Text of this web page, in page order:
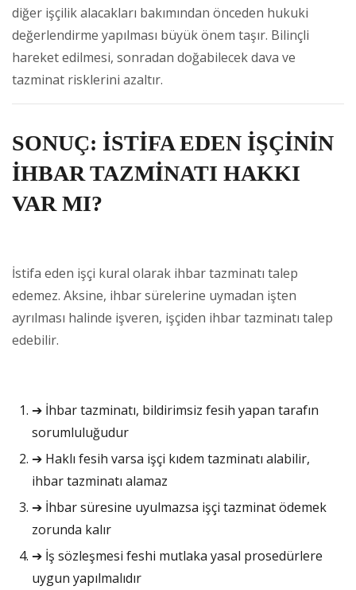
diğer işçilik alacakları bakımından önceden hukuki
değerlendirme yapılması büyük önem taşır. Bilinçli
hareket edilmesi, sonradan doğabilecek dava ve
tazminat risklerini azaltır.
SONUÇ: İSTİFA EDEN İŞÇİNİN
İHBAR TAZMİNATI HAKKI
VAR MI?
İstifa eden işçi kural olarak ihbar tazminatı talep
edemez. Aksine, ihbar sürelerine uymadan işten
ayrılması halinde işveren, işçiden ihbar tazminatı talep
edebilir.
➔ İhbar tazminatı, bildirimsiz fesih yapan tarafın
sorumluluğudur
➔ Haklı fesih varsa işçi kıdem tazminatı alabilir,
ihbar tazminatı alamaz
➔ İhbar süresine uyulmazsa işçi tazminat ödemek
zorunda kalır
➔ İş sözleşmesi feshi mutlaka yasal prosedürlere
uygun yapılmalıdır